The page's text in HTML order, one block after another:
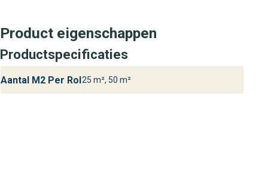
Verwerking en benodigdheden
Dit behang wordt verwerkt op de ‘direct op de muur’-
methode: je brengt de lijm aan op de wand en plaatst
vervolgens het behang in de natte lijm. Hierdoor werk je
Product eigenschappen
Productspecificaties
Aantal M2 Per Rol25 m², 50 m²